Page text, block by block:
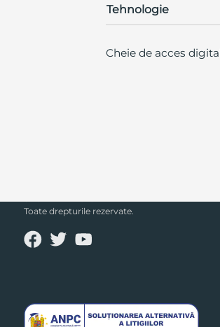
Tehnologie
Cheie de acces
Toate drepturile rezervate.